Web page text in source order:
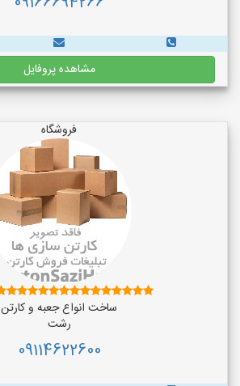
مشاهده پروفایل
فروشگاه
ساخت انواع جعبه و کارتن
رشت
09114622600